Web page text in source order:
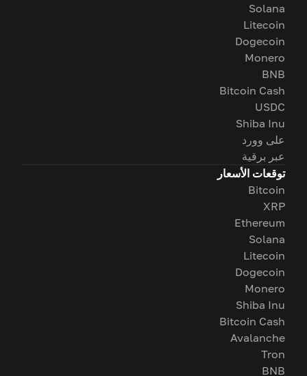
Solana
Litecoin
Dogecoin
Monero
BNB
Bitcoin Cash
USDC
Shiba Inu
على وورد
عبر برقية
توقعات الأسعار
Bitcoin
XRP
Ethereum
Solana
Litecoin
Dogecoin
Monero
Shiba Inu
Bitcoin Cash
Avalanche
Tron
BNB